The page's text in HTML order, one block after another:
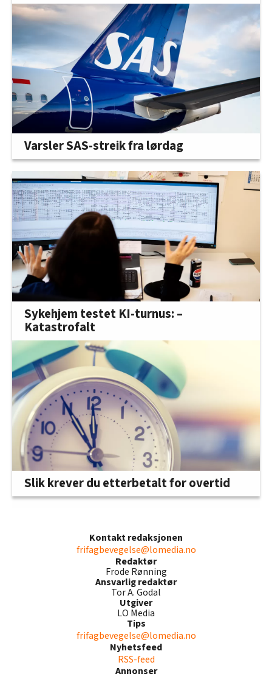
Varsler SAS-streik fra lørdag
Sykehjem testet KI-turnus: –
Katastrofalt
Slik krever du etterbetalt for overtid
Kontakt redaksjonen
frifagbevegelse@lomedia.no
Redaktør
Frode Rønning
Ansvarlig redaktør
Tor A. Godal
Utgiver
LO Media
Tips
frifagbevegelse@lomedia.no
Nyhetsfeed
RSS-feed
Annonser